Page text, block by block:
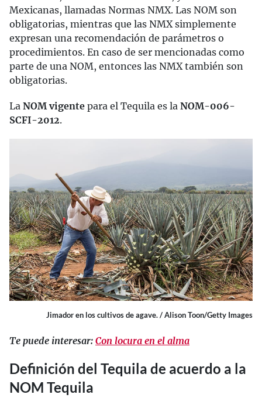
Mexicanas, llamadas Normas NMX. Las NOM son
obligatorias, mientras que las NMX simplemente
expresan una recomendación de parámetros o
procedimientos. En caso de ser mencionadas como
parte de una NOM, entonces las NMX también son
obligatorias.
La NOM vigente para el Tequila es la NOM-006-
SCFI-2012.
Jimador en los cultivos de agave. / Alison Toon/Getty Images
Te puede interesar: Con locura en el alma
Definición del Tequila de acuerdo a la
NOM Tequila